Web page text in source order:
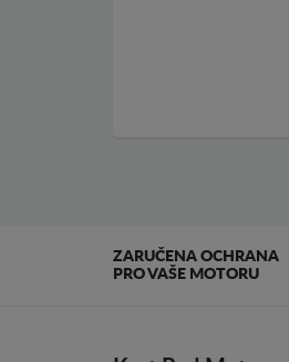
ZARUČENA OCHRANA
PRO VAŠE MOTORU